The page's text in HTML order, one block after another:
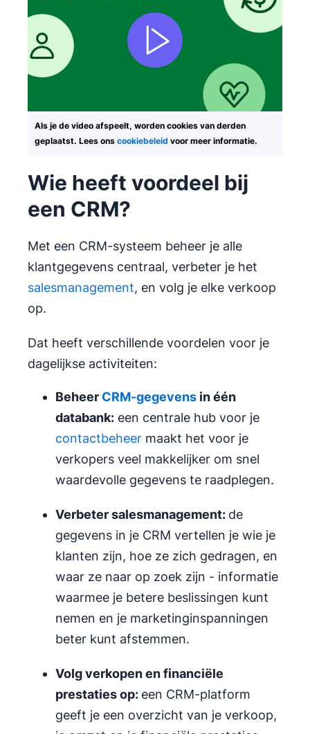
Als je de video afspeelt, worden cookies van derden
geplaatst. Lees ons cookiebeleid voor meer informatie.
Wie heeft voordeel bij
een CRM?
Met een CRM-systeem beheer je alle
klantgegevens centraal, verbeter je het
salesmanagement, en volg je elke verkoop
op.
Dat heeft verschillende voordelen voor je
dagelijkse activiteiten:
Beheer CRM-gegevens in één
databank: een centrale hub voor je
contactbeheer maakt het voor je
verkopers veel makkelijker om snel
waardevolle gegevens te raadplegen.
Verbetersalesmanagement: de
gegevens in je CRM vertellen je wie je
klanten zijn, hoe ze zich gedragen, en
waar ze naar op zoek zijn - informatie
waarmee je betere beslissingen kunt
nemen en je marketinginspanningen
beter kunt afstemmen.
Volg verkopen en financiële
prestaties op: een CRM-platform
geeft je een overzicht van je verkoop,